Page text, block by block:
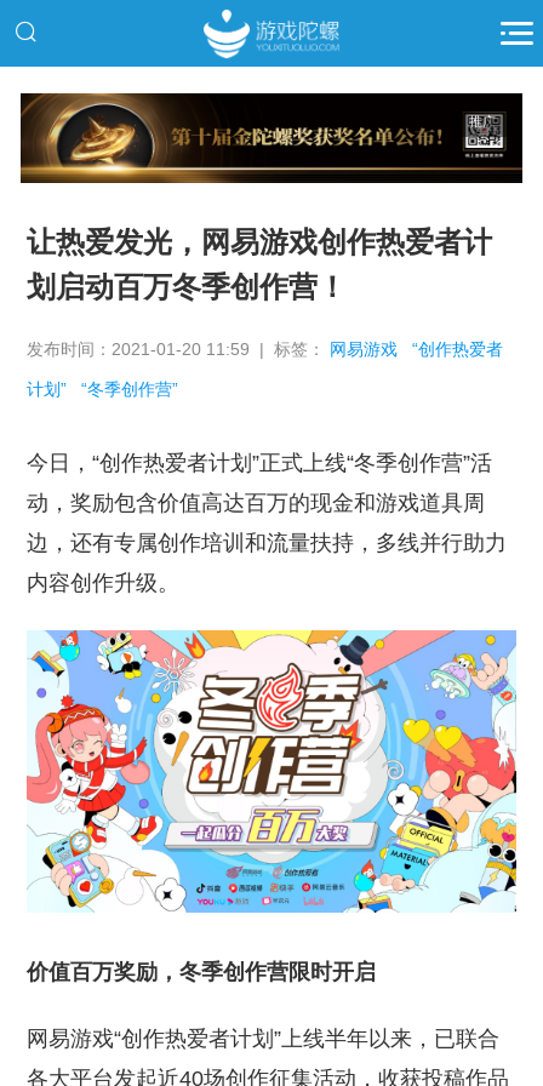
推广
让热爱发光，网易游戏创作热爱者计
划启动百万冬季创作营！
发布时间：2021-01-20 11:59 | 标签： 网易游戏 “创作热爱者
计划” “冬季创作营”
今日，“创作热爱者计划”正式上线“冬季创作营”活
动，奖励包含价值高达百万的现金和游戏道具周
边，还有专属创作培训和流量扶持，多线并行助力
内容创作升级。
价值百万奖励，冬季创作营限时开启
网易游戏“创作热爱者计划”上线半年以来，已联合
各大平台发起近40场创作征集活动，收获投稿作品